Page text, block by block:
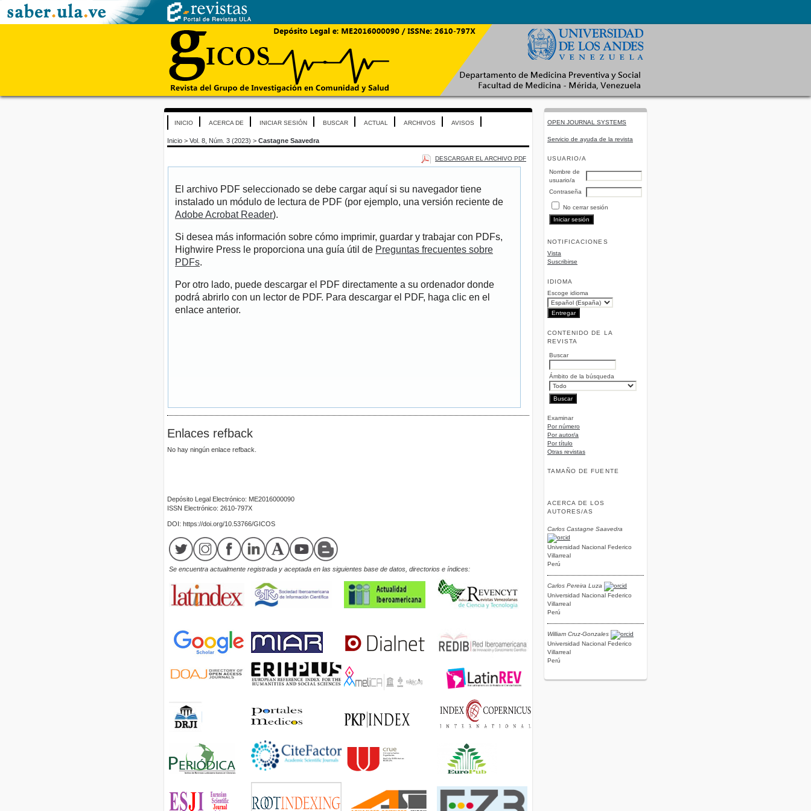
OPEN JOURNAL SYSTEMS
Servicio de ayuda de la revista
USUARIO/A
Nombre de
usuario/a
Contraseña
No cerrar sesión
NOTIFICACIONES
Vista
Suscribirse
IDIOMA
Escoge idioma
CONTENIDO DE LA
REVISTA
Buscar
Ámbito de la búsqueda
Examinar
Por número
Por autor/a
Por título
Otras revistas
TAMAÑO DE FUENTE
ACERCA DE LOS
AUTORES/AS
Carlos Castagne Saavedra
Universidad Nacional Federico
Villarreal
Perú
Carlos Pereira Luza
Universidad Nacional Federico
Villarreal
Perú
William Cruz-Gonzales
Universidad Nacional Federico
Villarreal
Perú
INICIO ACERCA DE INICIAR SESIÓN BUSCAR ACTUAL ARCHIVOS AVISOS
Inicio > Vol. 8, Núm. 3 (2023) > Castagne Saavedra
DESCARGAR EL ARCHIVO PDF
El archivo PDF seleccionado se debe cargar aquí si su navegador tiene
instalado un módulo de lectura de PDF (por ejemplo, una versión reciente de
Adobe Acrobat Reader).
Si desea más información sobre cómo imprimir, guardar y trabajar con PDFs,
Highwire Press le proporciona una guía útil de Preguntas frecuentes sobre
PDFs.
Por otro lado, puede descargar el PDF directamente a su ordenador donde
podrá abrirlo con un lector de PDF. Para descargar el PDF, haga clic en el
enlace anterior.
Enlaces refback
No hay ningún enlace refback.
Depósito Legal Electrónico: ME2016000090
ISSN Electrónico: 2610-797X
DOI: https://doi.org/10.53766/GICOS
Se encuentra actualmente registrada y aceptada en las siguientes base de datos, directorios e índices: